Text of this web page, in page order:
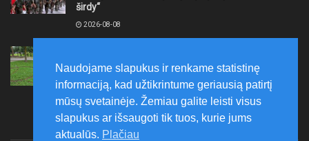
širdy“
2026-08-08
laikytis Kelių eismo taisyklių, tausoti aplinką
2026-08-08
Naudojame slapukus ir renkame statistinę
informaciją, kad užtikrintume geriausią patirtį
mūsų svetainėje. Žemiau galite leisti visus
slapukus ar išsaugoti tik tuos, kurie jums
aktualūs. Plačiau